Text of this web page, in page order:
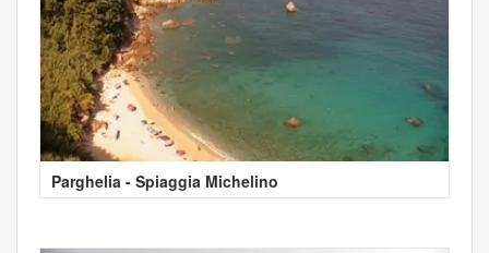
Parghelia - Spiaggia Michelino